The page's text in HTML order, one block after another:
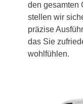
den gesamten
stellen wir
präzise
das Sie
wohlfühlen.